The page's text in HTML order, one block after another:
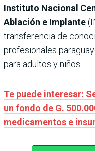
Instituto Nacional
Ablación e Implante
transferencia de
profesionales
para adultos y niños.
Te puede interesar:
un fondo de G.
medicamentos e